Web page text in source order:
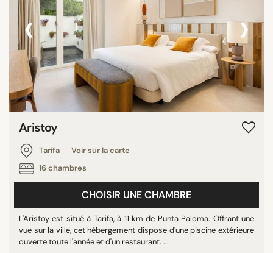
‹ ›
Aristoy
Tarifa
Voir sur la carte
16 chambres
CHOISIR UNE CHAMBRE
L'Aristoy est situé à Tarifa, à 11 km de Punta Paloma. Offrant une
vue sur la ville, cet hébergement dispose d'une piscine extérieure
ouverte toute l'année et d'un restaurant. ...